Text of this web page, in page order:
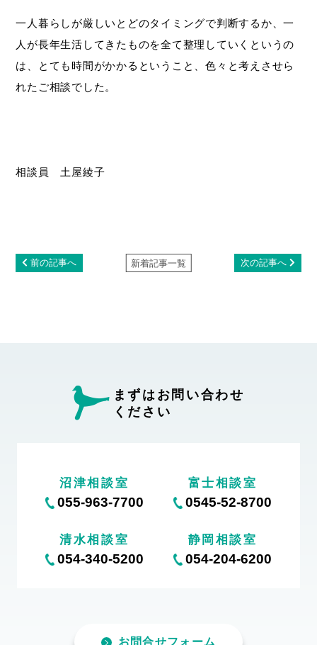
一人暮らしが厳しいとどのタイミングで判断するか、一
人が長年生活してきたものを全て整理していくというの
は、とても時間がかかるということ、色々と考えさせら
れたご相談でした。
相談員 土屋綾子
前の記事へ 次の記事へ
新着記事一覧
まずはお問い合わせ
ください
沼津相談室
055-963-7700
富士相談室
0545-52-8700
清水相談室
054-340-5200
静岡相談室
054-204-6200
お問合せフォーム